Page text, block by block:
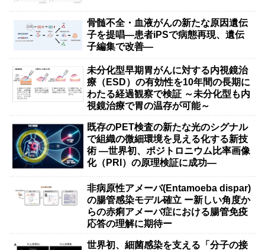
骨髄不全・血液がんの新たな原因遺伝
子を提唱―患者iPSで病態再現、遺伝
子編集で改善―
未分化型早期胃がんに対する内視鏡治
療（ESD）の有効性を10年間の長期に
わたる経過観察で検証 ～未分化型も内
視鏡治療で胃の温存が可能～
既存のPET検査の新たな光のシグナル
で組織の微細環境を見える化する新技
術 ―世界初、ポジトロニウム比率画像
化（PRI）の原理検証に成功―
非病原性アメーバ(Entamoeba dispar)
の腸管感染モデル確立 ー新しい角度か
らの赤痢アメーバ症における腸管免疫
応答の理解に期待ー
世界初、細菌感染を支える「分子の接